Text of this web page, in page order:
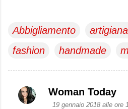
Abbigliamento
fashion
handmade
C
Woman Today
19 gennaio 2018 alle ore